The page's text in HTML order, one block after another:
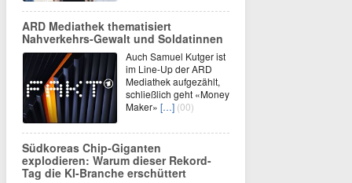
ARD Mediathek thematisiert
Nahverkehrs-Gewalt und Soldatinnen
Auch Samuel Kutger ist
im Line-Up der ARD
Mediathek aufgezählt,
schließlich geht «Money
Maker» […] (00)
Südkoreas Chip-Giganten
explodieren: Warum dieser Rekord-
Tag die KI-Branche erschüttert